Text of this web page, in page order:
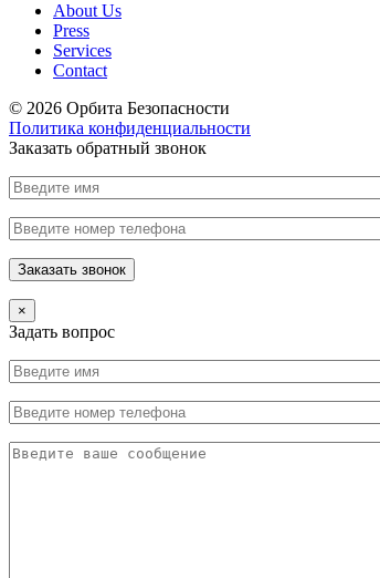
About Us
Press
Services
Contact
© 2026 Орбита Безопасности
Политика конфиденциальности
Заказать обратный звонок
×
Задать вопрос